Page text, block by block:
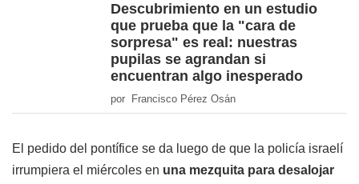
Descubrimiento en un estudio
que prueba que la "cara de
sorpresa" es real: nuestras
pupilas se agrandan si
encuentran algo inesperado
por Francisco Pérez Osán
El pedido del pontífice se da luego de que la policía israelí
irrumpiera el miércoles en una mezquita para desalojar